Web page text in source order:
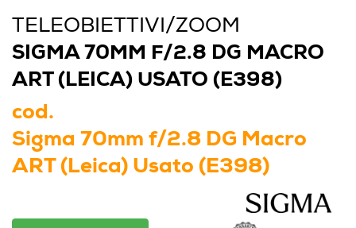
TELEOBIETTIVI/ZOOM
SIGMA 70MM F/2.8 DG MACRO
ART (LEICA) USATO (E398)
cod.
Sigma 70mm f/2.8 DG Macro
ART (Leica) Usato (E398)